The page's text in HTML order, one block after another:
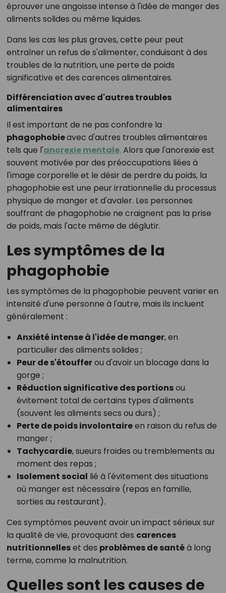
éprouver une angoisse intense à l'idée de manger des
aliments solides ou même liquides.
Dans les cas les plus graves, cette peur peut
entraîner un refus de s'alimenter, conduisant à des
troubles de la nutrition, une perte de poids
significative et des carences alimentaires.
Différenciation avec d'autres troubles
alimentaires
Il est important de ne pas confondre la
phagophobieavec d'autres troubles alimentaires
tels que l'anorexie mentale. Alors que l'anorexie est
souvent motivée par des préoccupations liées à
l'image corporelle et le désir de perdre du poids, la
phagophobie est une peur irrationnelle du processus
physique de manger et d'avaler. Les personnes
souffrant de phagophobie ne craignent pas la prise
de poids, mais l'acte même de déglutir.
Les symptômes de la
phagophobie
Les symptômes de la phagophobie peuvent varier en
intensité d'une personne à l'autre, mais ils incluent
généralement :
Anxiété intense à l'idée de manger, en
particulier des aliments solides ;
Peur de s'étoufferou d'avoir un blocage dans la
gorge ;
Réduction significative des portionsou
évitement total de certains types d'aliments
(souvent les aliments secs ou durs) ;
Perte de poids involontaireen raison du refus de
manger ;
Tachycardie, sueurs froides ou tremblements au
moment des repas ;
Isolement social lié à l'évitement des situations
où manger est nécessaire (repas en famille,
sorties au restaurant).
Ces symptômes peuvent avoir un impact sérieux sur
la qualité de vie, provoquant des carences
nutritionnelleset des problèmes de santéà long
terme, comme la malnutrition.
Quelles sont les causes de